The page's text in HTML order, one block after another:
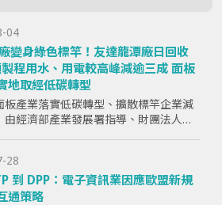
04
變身綠色標竿！友達龍潭廠日回收
程用水、用電較高峰減逾三成 面板
地取經低碳轉型
板產業落實低碳轉型、擴散標竿企業減
由經濟部產業發展署指導、財團法人資
動」，7月15日於...
28
到 DPP：電子資訊業因應歐盟新規
通策略